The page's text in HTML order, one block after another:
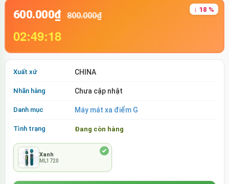
600.000₫ 800.000₫
↓ 18 %
02:49:17
Xuất xứ CHINA
Nhãn hàng Chưa cập nhật
Danh mục Máy mát xa điểm G
Tình trạng Đang còn hàng
Xanh
ML1720